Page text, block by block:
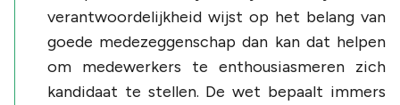
verantwoordelijkheid wijst op het belang van
goede medezeggenschap dan kan dat helpen
om medewerkers te enthousiasmeren zich
kandidaat te stellen. De wet bepaalt immers